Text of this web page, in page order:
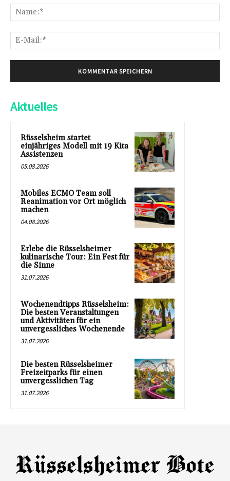
Aktuelles
Rüsselsheim startet
einjähriges Modell mit 19 Kita
Assistenzen
05.08.2026
Mobiles ECMO Team soll
Reanimation vor Ort möglich
machen
04.08.2026
Erlebe die Rüsselsheimer
kulinarische Tour: Ein Fest für
die Sinne
31.07.2026
Wochenendtipps Rüsselsheim:
Die besten Veranstaltungen
und Aktivitäten für ein
unvergessliches Wochenende
31.07.2026
Die besten Rüsselsheimer
Freizeitparks für einen
unvergesslichen Tag
31.07.2026